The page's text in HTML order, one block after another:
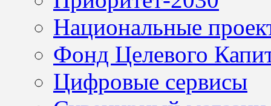
Национальные
Фонд Целевого
Цифровые сервисы